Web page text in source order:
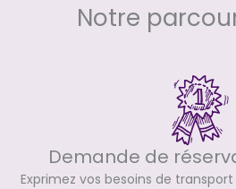
Notre
Demande de
Exprimez vos besoins de